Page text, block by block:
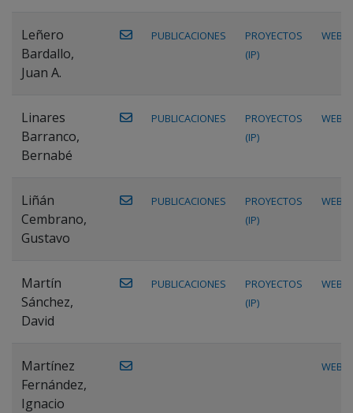
Leñero
Bardallo,
Juan A.
PUBLICACIONES
PROYECTOS
(IP)
WEB
Linares
Barranco,
Bernabé
PUBLICACIONES
PROYECTOS
(IP)
WEB
Liñán
Cembrano,
Gustavo
PUBLICACIONES
PROYECTOS
(IP)
WEB
Martín
Sánchez,
David
PUBLICACIONES
PROYECTOS
(IP)
WEB
Martínez
Fernández,
Ignacio
WEB